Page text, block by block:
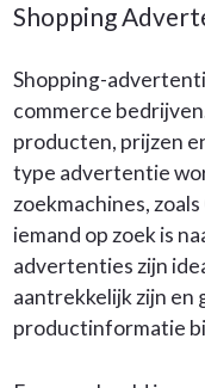
Shopping
Shopping-
commerce
producten, prijzen
type advertentie
zoekmachines,
iemand op zoek is
advertenties zijn
aantrekkelijk zijn en
productinformatie